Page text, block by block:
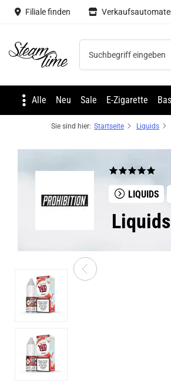
Filiale finden
Steam time
Alle Neu Sale E-Zigarette
Sie sind hier: Startseite Liquids
LIQUIDS